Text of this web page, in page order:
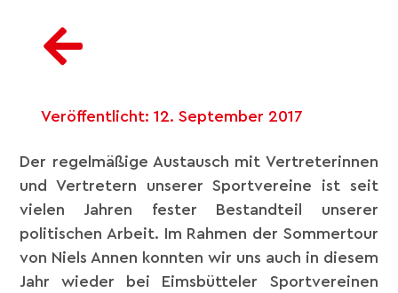
Veröffentlicht: 12. September 2017
Der regelmäßige Austausch mit Vertreterinnen
und Vertretern unserer Sportvereine ist seit
vielen Jahren fester Bestandteil unserer
politischen Arbeit. Im Rahmen der Sommertour
von Niels Annen konnten wir uns auch in diesem
Jahr wieder bei Eimsbütteler Sportvereinen